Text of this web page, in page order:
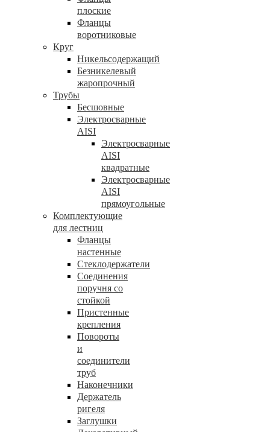
плоские
Фланцы
воротниковые
Круг
Никельсодержащий
Безникелевый
жаропрочный
Трубы
Бесшовные
Электросварные
AISI
Электросварные
AISI
квадратные
Электросварные
AISI
прямоугольные
Комплектующие
для лестниц
Фланцы
настенные
Стеклодержатели
Соединения
поручня со
стойкой
Пристенные
крепления
Повороты
и
соединители
труб
Наконечники
Держатель
ригеля
Заглушки